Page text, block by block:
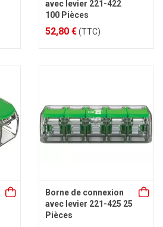
avec levier 221-422
100 Pièces
52,80 €(TTC)
Borne de connexion
avec levier 221-425 25
Pièces